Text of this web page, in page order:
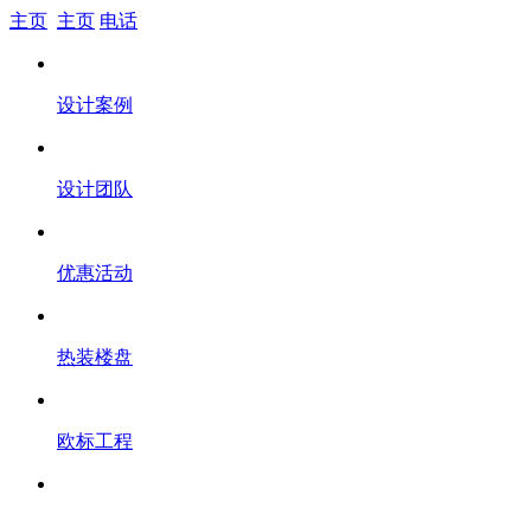
主页 主页 电话
设计案例
设计团队
优惠活动
热装楼盘
欧标工程